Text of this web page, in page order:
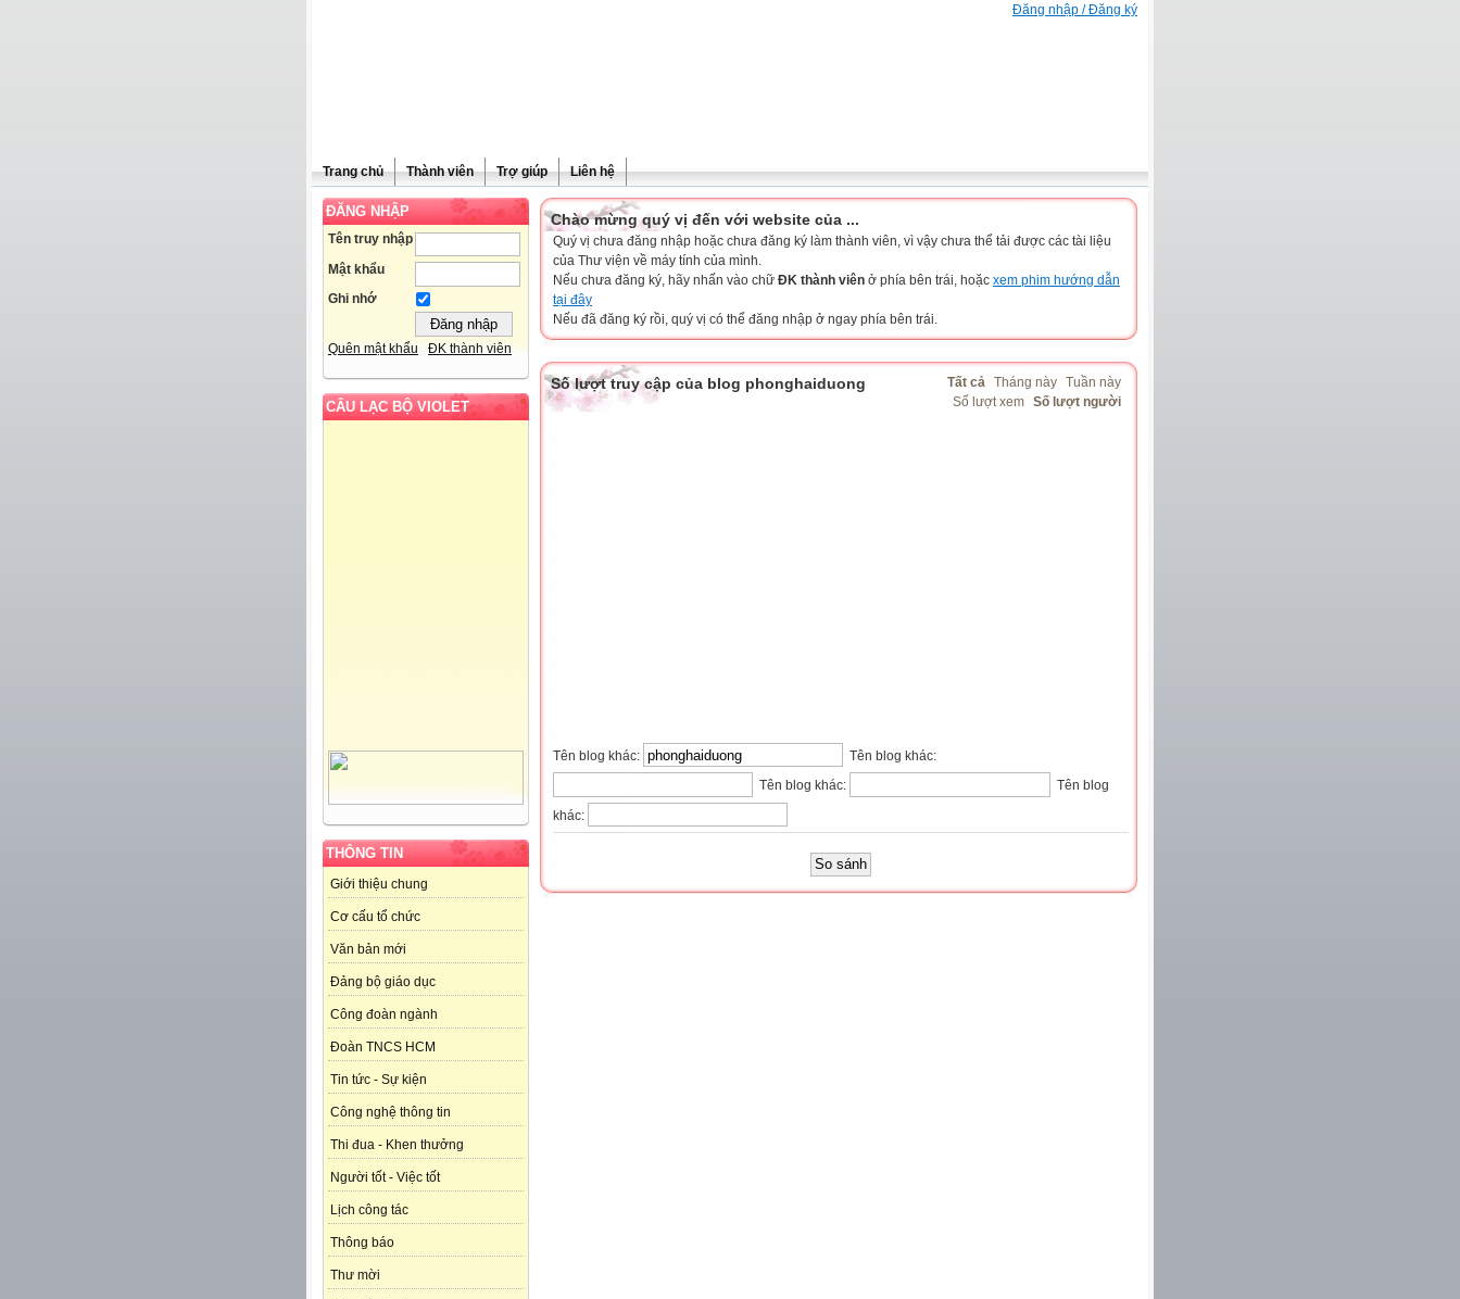
Đăng nhập / Đăng ký
Trang chủ Thành viên Trợ giúp Liên hệ
ĐĂNG NHẬP
Tên truy nhập
Mật khẩu
Ghi nhớ
Quên mật khẩu ĐK thành viên
CÂU LẠC BỘ VIOLET
THÔNG TIN
Giới thiệu chung
Cơ cấu tổ chức
Văn bản mới
Đảng bộ giáo dục
Công đoàn ngành
Đoàn TNCS HCM
Tin tức - Sự kiện
Công nghệ thông tin
Thi đua - Khen thưởng
Người tốt - Việc tốt
Lịch công tác
Thông báo
Thư mời
Chào mừng quý vị đến với website của ...
Quý vị chưa đăng nhập hoặc chưa đăng ký làm thành viên, vì vậy chưa thể tải được các tài liệu
của Thư viện về máy tính của mình.
Nếu chưa đăng ký, hãy nhấn vào chữ ĐK thành viên ở phía bên trái, hoặc xem phim hướng dẫn
tại đây
Nếu đã đăng ký rồi, quý vị có thể đăng nhập ở ngay phía bên trái.
Tất cả Tháng này Tuần này
Số lượt xem Số lượt người
Số lượt truy cập của blog phonghaiduong
Tên blog khác:
Tên blog khác:
Tên blog khác:
Tên blog
khác: